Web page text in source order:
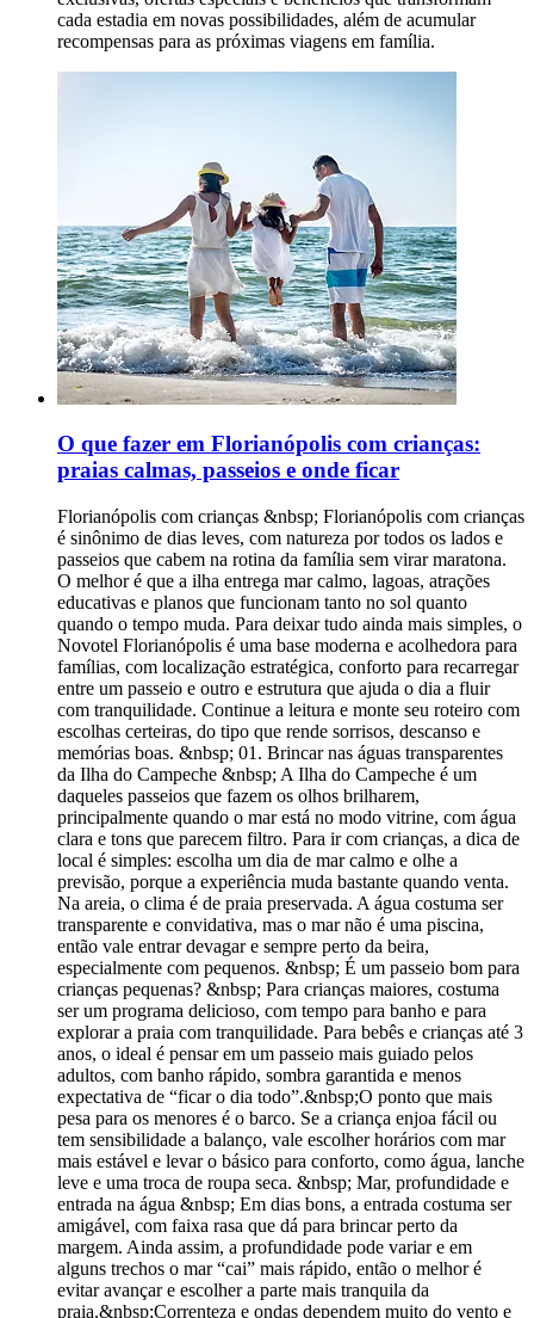
cada estadia em novas possibilidades, além de acumular
recompensas para as próximas viagens em família.
O que fazer em Florianópolis com crianças:
praias calmas, passeios e onde ficar
Florianópolis com crianças &nbsp; Florianópolis com crianças é sinônimo de dias leves, com natureza por todos os lados e passeios que cabem na rotina da família sem virar maratona. O melhor é que a ilha entrega mar calmo, lagoas, atrações educativas e planos que funcionam tanto no sol quanto quando o tempo muda. Para deixar tudo ainda mais simples, o Novotel Florianópolis é uma base moderna e acolhedora para famílias, com localização estratégica, conforto para recarregar entre um passeio e outro e estrutura que ajuda o dia a fluir com tranquilidade. Continue a leitura e monte seu roteiro com escolhas certeiras, do tipo que rende sorrisos, descanso e memórias boas. &nbsp; 01. Brincar nas águas transparentes da Ilha do Campeche &nbsp; A Ilha do Campeche é um daqueles passeios que fazem os olhos brilharem, principalmente quando o mar está no modo vitrine, com água clara e tons que parecem filtro. Para ir com crianças, a dica de local é simples: escolha um dia de mar calmo e olhe a previsão, porque a experiência muda bastante quando venta. Na areia, o clima é de praia preservada. A água costuma ser transparente e convidativa, mas o mar não é uma piscina, então vale entrar devagar e sempre perto da beira, especialmente com pequenos. &nbsp; É um passeio bom para crianças pequenas? &nbsp; Para crianças maiores, costuma ser um programa delicioso, com tempo para banho e para explorar a praia com tranquilidade. Para bebês e crianças até 3 anos, o ideal é pensar em um passeio mais guiado pelos adultos, com banho rápido, sombra garantida e menos expectativa de “ficar o dia todo”.&nbsp;O ponto que mais pesa para os menores é o barco. Se a criança enjoa fácil ou tem sensibilidade a balanço, vale escolher horários com mar mais estável e levar o básico para conforto, como água, lanche leve e uma troca de roupa seca. &nbsp; Mar, profundidade e entrada na água &nbsp; Em dias bons, a entrada costuma ser amigável, com faixa rasa que dá para brincar perto da margem. Ainda assim, a profundidade pode variar e em alguns trechos o mar “cai” mais rápido, então o melhor é evitar avançar e escolher a parte mais tranquila da praia.&nbsp;Correnteza e ondas dependem muito do vento e da maré. Um detalhe que moradores sempre observam é a cor e o desenho da água, quando ela está mais lisa e clara, o banho costuma ser mais seguro e mais gostoso. &nbsp; Deslocamento e barco: o que vale planejar &nbsp; Os barcos para a Ilha do Campeche costumam sair de pontos como Barra da Lagoa, Armação e região do Campeche. Isso muda completamente o ritmo do dia, porque o deslocamento até o embarque pode tomar um bom tempo, principalmente em alta temporada. O trajeto de barco é parte do passeio. Em mar calmo, costuma ser tranquilo e rápido, já em dias de vento o balanço aumenta e pode cansar, especialmente crianças pequenas e quem enjoa com facilidade. Vale sair cedo e confirmar horário de retorno, porque a permanência na ilha é geralmente limitada, muitas vezes por volta de quatro horas. Na prática, o tempo passa rápido entre desembarque, banho e pausa para lanche. Reserva e organização ajudam muito. Se você vai com crianças, prefira horários com menos fila, chegue com antecedência e leve o essencial já separado para embarcar sem correria.&nbsp;Carrinho de bebê tende a ser pouco prático, tanto no embarque quanto na areia. Um canguru ou suporte leve costuma facilitar, deixando as mãos livres e o passeio mais confortável. &nbsp; Infraestrutura na ilha &nbsp; A Ilha do Campeche é preservada, então não espere a estrutura de uma praia urbana. Pense em sombra como item essencial, porque a sombra natural é limitada e você pode depender de guarda-sol. Levar água e lanches é uma decisão inteligente, principalmente com crianças. Para alimentação, o ideal é não contar com muitas opções e sempre ter um plano simples na mochila, como frutas, biscoitos, sanduíche e itens para hidratar. Sobre trilhas guiadas, algumas experiências podem ter custo extra e nem sempre são adequadas para todas as idades. Se estiver com crianças pequenas, priorize o banho e a praia, que já entregam o melhor do passeio. &nbsp; Custos reais e planejamento do tempo &nbsp; Na prática, a Ilha do Campeche ocupa um pedaço grande do dia. Se você tem só dois ou três dias em Florianópolis, inclua o passeio com consciência, porque ele pode limitar outras experiências que também são ótimas com crianças.&nbsp; Na alta temporada, as saídas ficam mais disputadas e filas podem aparecer, principalmente em horários clássicos. A dica é reservar com antecedência e escolher horários que reduzam espera, porque ninguém merece surpresa ruim com criança ansiosa. Se a família quer um dia especial de praia e está disposta ao ritmo do barco, a Ilha do Campeche pode ser um dos momentos mais bonitos da viagem. Quando o planejamento é simples e o mar ajuda, vira lembrança para guardar com carinho. &nbsp; 02. Passear de barco pirata em Canasvieiras&nbsp; &nbsp; Entre os lugares para ir com crianças em Florianópolis, o barco pirata em Canasvieiras costuma virar o programa mais “uau” do dia. A embarcação é temática, a tripulação vai caracterizada e o passeio acontece com música, brincadeiras e clima leve do começo ao fim. &nbsp; Quanto custa e quem paga meia &nbsp; Os valores variam conforme o roteiro e a antecedência da compra, mas, em geral, ficam entre R$ 140 e R$ 260 por pessoa. Para crianças, a regra mais comum é clara: 0 a 5 anos não pagam e 6 a 10 anos pagam meia, com apresentação de documento. &nbsp; O que está incluso, e o que costuma ficar por conta da família &nbsp; O passeio inclui a navegação e a animação a bordo, com paradas que mudam conforme a opção escolhida. Nos roteiros mais longos, pode haver parada para banho e parada para almoço, mas a refeição normalmente é opcional e não inclusa. Em roteiros com visita a Anhatomirim, existe a possibilidade de taxa de visitação paga à parte, e há casos em que o pagamento é somente em dinheiro no local. &nbsp; Lanches, água e o que levar &nbsp; Você pode levar água e lanches no cooler, e há barcos que vendem bebidas e itens simples a bordo. Em algumas regras de operação, vidro não é permitido.&nbsp;Para ir com crianças, um kit básico resolve: protetor solar, boné, toalha e uma troca de roupa. Assim, a parada para banho fica mais gostosa e o pós-passeio não vira corrida. &nbsp; Dicas rápidas para ir com crianças sem perrengue &nbsp; Se a criança enjoa em barco, vale priorizar um dia de mar mais calmo, escolher um assento mais central e levar água em pequenos goles. Se for algo recorrente, converse com o pediatra antes da viagem para decidir o que faz sentido.&nbsp;Sobre segurança, as operações informam que há coletes salva-vidas e flutuantes para adultos e crianças, e a equipe orienta o uso durante o passeio. Carrinho de bebê tende a ser pouco prático, porque o embarque e a circulação no barco pedem mãos livres. Para pequenos, um canguru ou suporte leve costuma facilitar o dia. Para fechar, este é um dos&nbsp;lugares para conhecer em Florianópolis com crianças quando você quer combinar paisagem bonita com um programa animado e fácil de encaixar no roteiro, especialmente se você reservar com antecedência para evitar lotação e filas no embarque. &nbsp; 03. Nadar na Lagoa do Peri &nbsp; A Lagoa do Peri, no sul da ilha, é água doce, calma e com clima de refúgio, ótima para uma pausa fora do agito das praias oceânicas. As margens têm faixa de areia, áreas verdes e estrutura que facilita o dia com crianças, como banheiros e até parquinho, além de trilhas para quem quer esticar o passeio sem pressa. Se a sua dúvida é&nbsp;onde levar crianças em Florianópolis, pense nela como um programa que funciona com pouca produção: leva toalha, lanche, protetor solar e pronto. Só vale um cuidado bem local, a balneabilidade é monitorada e pode variar, então, antes de entrar na água, confira a condição do dia, principalmente em semanas de maior movimento. Para&nbsp;o que fazer em Florianópolis em julho com crianças, a Lagoa do Peri encaixa muito bem em dias de sol de inverno, quando a água fica mais fria e o passeio ganha cara de piquenique com caminhada leve. Se der para molhar os pés e brincar na beira, ótimo, se não, a paisagem e a tranquilidade já entregam um dos momentos mais gostosos do roteiro. &nbsp; 04. Brincar na Praia da Daniela &nbsp; A Praia da Daniela, no norte da ilha, tem mar bem calmo e raso, com cara de “piscina” devido à influência da Baía Norte, por isso muita gente coloca o lugar na lista de melhor praia de Florianópolis para crianças. O charme está na simplicidade: faixa de areia clara para brincar, água gostosa para entrar devagar e um clima residencial que deixa tudo mais tranquilo. A estrutura é enxuta, costuma ter poucos quiosques, então vale chegar com água, lanche e o essencial para o sol, assim o passeio rende sem improviso. Para um&nbsp;passeio com crianças em Florianópolis que funcione de ponta a ponta, vá cedo para pegar a praia mais vazia, escolha um canto com mais espaço para montar base e combine com uma caminhada curta pela região. Daniela é daquelas escolhas que não exigem grandes planos, só um ritmo leve e tempo para brincar. &nbsp; 05. Ver os peixes na Praia da Lagoinha do Norte &nbsp; Pequena, charmosa e com mar tão calmo que parece piscina, a Lagoinha do Norte costuma entrar fácil na lista de melhores praias de Florianópolis para crianças, sobretudo quando a ideia é brincar na água sem sustos. As águas são cristalinas e rasas em boa parte da faixa de banho, o que deixa o passeio mais leve para famílias com pequenos. O detalhe que encanta as crianças é simples: perto dos costões, dá para observar peixinhos com máscara e snorkel, como quem descobre um aquário ao ar livre. Em dias de sol, a água costuma ficar mais morna do que em outras praias da ilha e as ondas são bem fraquinhas, ótimo para entrar devagar e aproveitar com calma. Se você está montando sua lista de&nbsp;o que fazer em Floripa com crianças, pense nela como um programa de manhã